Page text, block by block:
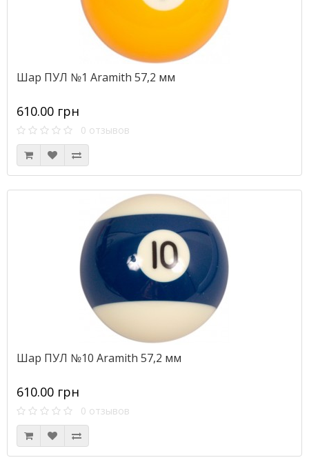
Шар ПУЛ №1 Aramith 57,2 мм
610.00 грн
0 отзывов
Шар ПУЛ №10 Aramith 57,2 мм
610.00 грн
0 отзывов